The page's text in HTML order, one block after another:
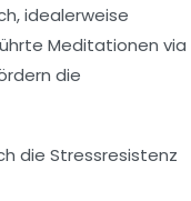
idealerweise
Meditationen via
die
die Stressresistenz